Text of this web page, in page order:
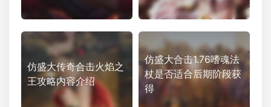
仿盛大传奇合击火焰之
王攻略内容介绍
仿盛大合击1.76嗜魂法
杖是否适合后期阶段获
得